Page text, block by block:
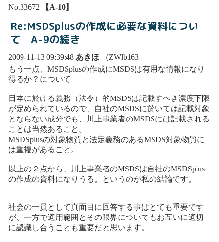
No.33672 【A-10】
Re:MSDSplusの作成に必要な資料につい
て A-9の続き
2009-11-13 09:39:48 あきほ （ZWlb163
もう一点、MSDSplusの作成にMSDSは有用な情報になり
得るか？について
日本に於ける義務（法令）的MSDSは記載すべき濃度下限
が定められているので、自社のMSDSに於いては記載対象
とならない成分でも、川上事業者のMSDSには記載される
ことは当然あること。
MSDSplusの対象物質と法定義務のあるMSDS対象物質に
は重複があること。
以上の２点から、川上事業者のMSDSは自社のMSDSplus
の作成の資料になりうる。というのが私の結論です。
社会の一員として真面目に回答する事はとても重要です
が、一方で適用範囲とその限界についてもお互いに適切
に認識し合うことも重要だと思います。